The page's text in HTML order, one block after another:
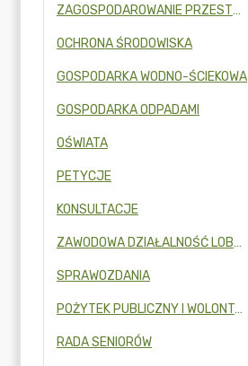
ZAGOSPODAROWANIE PRZESTRZENNE
OCHRONA ŚRODOWISKA
GOSPODARKA WODNO-ŚCIEKOWA
GOSPODARKA ODPADAMI
OŚWIATA
PETYCJE
KONSULTACJE
ZAWODOWA DZIAŁALNOŚĆ LOBBINGOWA
SPRAWOZDANIA
POŻYTEK PUBLICZNY I WOLONTARIAT
RADA SENIORÓW